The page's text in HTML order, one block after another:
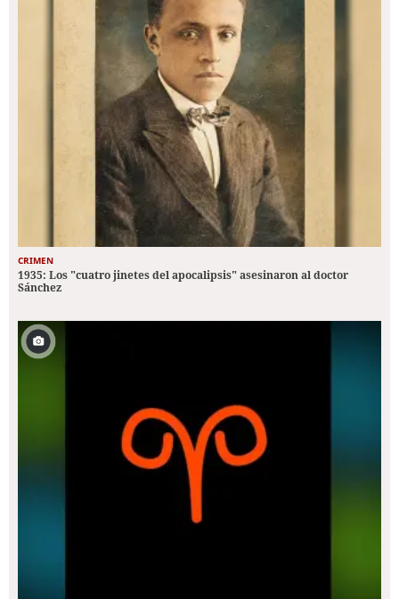
CRIMEN
1935: Los "cuatro jinetes del apocalipsis" asesinaron al doctor
Sánchez